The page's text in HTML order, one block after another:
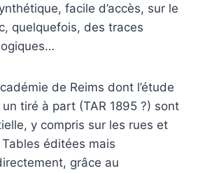
facile d’accès, sur le
quelquefois, des traces
de Reims dont l’étude
tiré à part (TAR 1895 ?) sont
y compris sur les rues et
éditées mais
grâce au